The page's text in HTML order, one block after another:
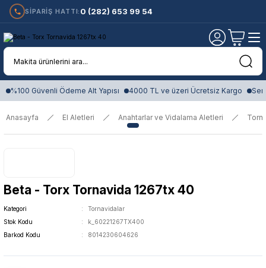
SİPARİŞ HATTI: 0 (282) 653 99 54
%100 Güvenli Ödeme Alt Yapısı 4000 TL ve üzeri Ücretsiz Kargo
Anasayfa El Aletleri Anahtarlar ve Vidalama Aletleri
Beta - Torx Tornavida 1267tx 40
Kategori
Tornavidalar
Stok Kodu
k_60221267TX400
Barkod Kodu
8014230604626